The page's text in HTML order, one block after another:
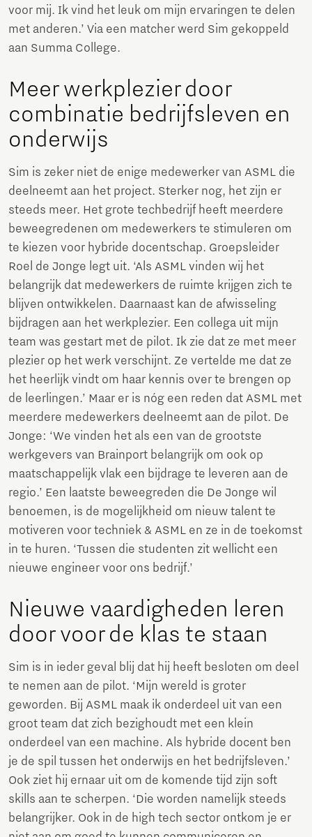
voor mij. Ik vind het leuk om mijn ervaringen te delen
met anderen.’ Via een matcher werd Sim gekoppeld
aan Summa College.
Meer werkplezier door
combinatie bedrijfsleven en
onderwijs
Sim is zeker niet de enige medewerker van ASML die
deelneemt aan het project. Sterker nog, het zijn er
steeds meer. Het grote techbedrijf heeft meerdere
beweegredenen om medewerkers te stimuleren om
te kiezen voor hybride docentschap. Groepsleider
Roel de Jonge legt uit. ‘Als ASML vinden wij het
belangrijk dat medewerkers de ruimte krijgen zich te
blijven ontwikkelen. Daarnaast kan de afwisseling
bijdragen aan het werkplezier. Een collega uit mijn
team was gestart met de pilot. Ik zie dat ze met meer
plezier op het werk verschijnt. Ze vertelde me dat ze
het heerlijk vindt om haar kennis over te brengen op
de leerlingen.’ Maar er is nóg een reden dat ASML met
meerdere medewerkers deelneemt aan de pilot. De
Jonge: ‘We vinden het als een van de grootste
werkgevers van Brainport belangrijk om ook op
maatschappelijk vlak een bijdrage te leveren aan de
regio.’ Een laatste beweegreden die De Jonge wil
benoemen, is de mogelijkheid om nieuw talent te
motiveren voor techniek & ASML en ze in de toekomst
in te huren. ‘Tussen die studenten zit wellicht een
nieuwe engineer voor ons bedrijf.’
Nieuwe vaardigheden leren
door voor de klas te staan
Sim is in ieder geval blij dat hij heeft besloten om deel
te nemen aan de pilot. ‘Mijn wereld is groter
geworden. Bij ASML maak ik onderdeel uit van een
groot team dat zich bezighoudt met een klein
onderdeel van een machine. Als hybride docent ben
je de spil tussen het onderwijs en het bedrijfsleven.’
Ook ziet hij ernaar uit om de komende tijd zijn soft
skills aan te scherpen. ‘Die worden namelijk steeds
belangrijker. Ook in de high tech sector ontkom je er